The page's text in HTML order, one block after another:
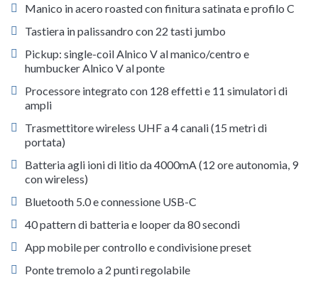
Manico in acero roasted con finitura satinata e profilo C
Tastiera in palissandro con 22 tasti jumbo
Pickup: single-coil Alnico V al manico/centro e
humbucker Alnico V al ponte
Processore integrato con 128 effetti e 11 simulatori di
ampli
Trasmettitore wireless UHF a 4 canali (15 metri di
portata)
Batteria agli ioni di litio da 4000mA (12 ore autonomia, 9
con wireless)
Bluetooth 5.0 e connessione USB-C
40 pattern di batteria e looper da 80 secondi
App mobile per controllo e condivisione preset
Ponte tremolo a 2 punti regolabile